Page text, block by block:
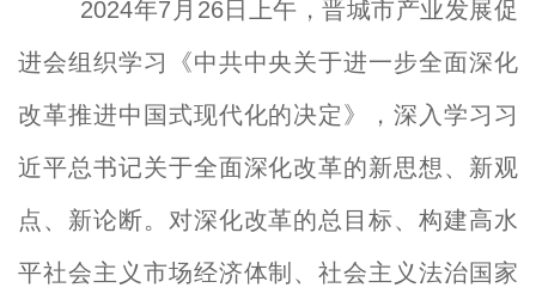
2024年7月26日上午，晋城市产业发展促
进会组织学习
《中共中央关于进一步全面深化
改革推进中国式现代化的决定》，深入学习习
近平总书记关于全面深化改革的新思想、新观
点、新论断。对深化改革的总目标、构建高水
平社会主义市场经济体制、社会主义法治国家